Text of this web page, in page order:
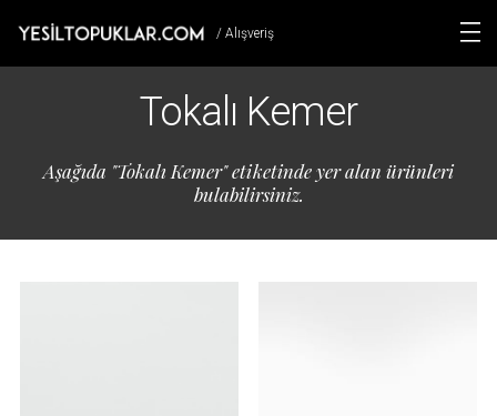
/ Alışveriş
Tokalı Kemer
Aşağıda "Tokalı Kemer" etiketinde yer alan ürünleri
bulabilirsiniz.